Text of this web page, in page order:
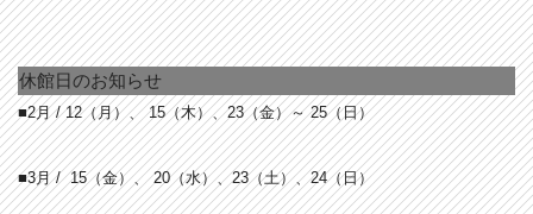
休館日のお知らせ
■2月 / 12（月）、 15（木）、23（金）～ 25（日）
■3月 / 15（金）、 20（水）、23（土）、24（日）